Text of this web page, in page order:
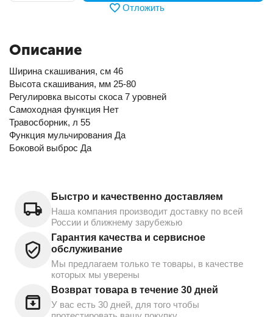
Отложить
Описание
Ширина скашивания, см 46
Высота скашивания, мм 25-80
Регулировка высоты скоса 7 уровней
Самоходная функция Нет
Травосборник, л 55
Функция мульчирования Да
Боковой выброс Да
Быстро и качественно доставляем
Наша компания производит доставку по всей
России и ближнему зарубежью
Гарантия качества и сервисное
обслуживание
Мы предлагаем только те товары, в качестве
которых мы уверены
Возврат товара в течение 30 дней
У вас есть 30 дней, для того чтобы